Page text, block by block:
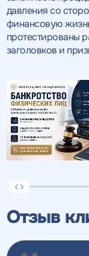
давления со
финансовую
протестированы
заголовков и
Отзыв